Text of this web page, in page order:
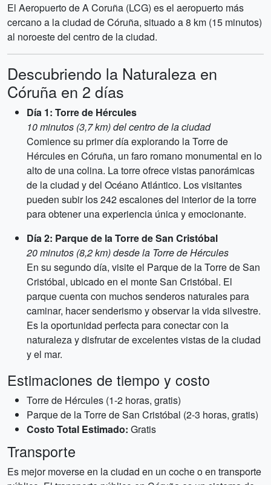
El Aeropuerto de A Coruña (LCG) es el aeropuerto más
cercano a la ciudad de Córuña, situado a 8 km (15 minutos)
al noroeste del centro de la ciudad.
Descubriendo la Naturaleza en
Córuña en 2 días
Día 1: Torre de Hércules
10 minutos (3,7 km) del centro de la ciudad
Comience su primer día explorando la Torre de
Hércules en Córuña, un faro romano monumental en lo
alto de una colina. La torre ofrece vistas panorámicas
de la ciudad y del Océano Atlántico. Los visitantes
pueden subir los 242 escalones del interior de la torre
para obtener una experiencia única y emocionante.
Día 2: Parque de la Torre de San Cristóbal
20 minutos (8,2 km) desde la Torre de Hércules
En su segundo día, visite el Parque de la Torre de San
Cristóbal, ubicado en el monte San Cristóbal. El
parque cuenta con muchos senderos naturales para
caminar, hacer senderismo y observar la vida silvestre.
Es la oportunidad perfecta para conectar con la
naturaleza y disfrutar de excelentes vistas de la ciudad
y el mar.
Estimaciones de tiempo y costo
Torre de Hércules (1-2 horas, gratis)
Parque de la Torre de San Cristóbal (2-3 horas, gratis)
Costo Total Estimado: Gratis
Transporte
Es mejor moverse en la ciudad en un coche o en transporte